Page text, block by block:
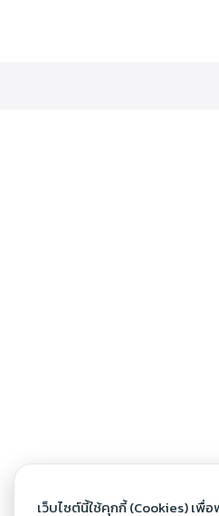
เว็บไซต์นี้ใช้คุกกี้ (Cookies) เ